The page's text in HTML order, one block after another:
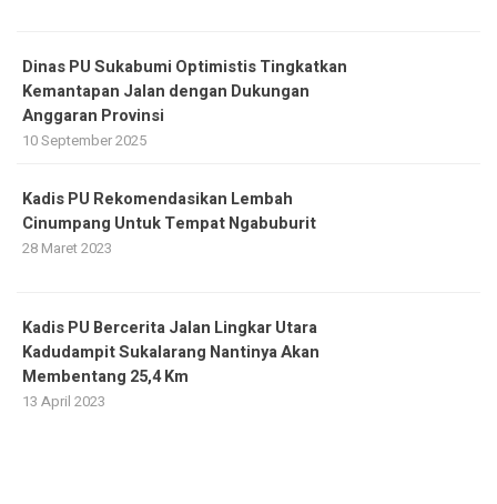
Dinas PU Sukabumi Optimistis Tingkatkan
Kemantapan Jalan dengan Dukungan
Anggaran Provinsi
10 September 2025
Kadis PU Rekomendasikan Lembah
Cinumpang Untuk Tempat Ngabuburit
28 Maret 2023
Kadis PU Bercerita Jalan Lingkar Utara
Kadudampit Sukalarang Nantinya Akan
Membentang 25,4 Km
13 April 2023